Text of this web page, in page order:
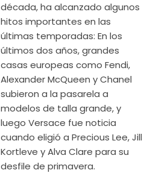
década, ha alcanzado algunos
hitos importantes en las
últimas temporadas: En los
últimos dos años, grandes
casas europeas como Fendi,
Alexander McQueen y Chanel
subieron a la pasarela a
modelos de talla grande, y
luego Versace fue noticia
cuando eligió a Precious Lee, Jill
Kortleve y Alva Clare para su
desfile de primavera.